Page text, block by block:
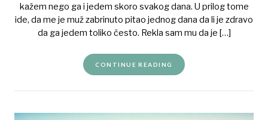
kažem nego ga i jedem skoro svakog dana. U prilog tome
ide, da me je muž zabrinuto pitao jednog dana da li je zdravo
da ga jedem toliko često. Rekla sam mu da je […]
CONTINUE READING